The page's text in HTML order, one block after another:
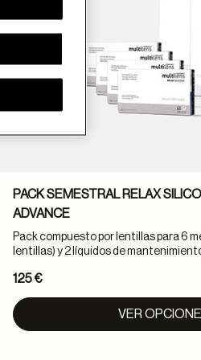
PACK SEMESTRAL RELAX
ADVANCE
Pack compuesto por lentillas para 6
lentillas) y 2 líquidos de
125 €
VER